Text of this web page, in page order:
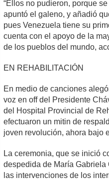
“Ellos no pudieron, porque
apuntó el galeno, y añadió
pues Venezuela tiene su
cuenta con el apoyo de la
de los pueblos del mundo,
EN REHABILITACIÓN
En medio de canciones
voz en off del Presidente
del Hospital Provincial de
efectuaron un mitin de
joven revolución, ahora bajo
La ceremonia, que se inició
despedida de María Gabriela
las intervenciones de los